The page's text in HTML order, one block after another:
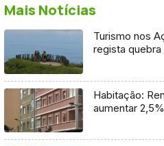
Mais Notícias
Turismo nos
regista
Habitação:
aumentar